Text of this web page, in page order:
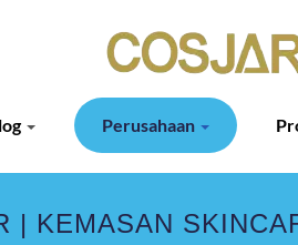
Perusahaan
| KEMASAN